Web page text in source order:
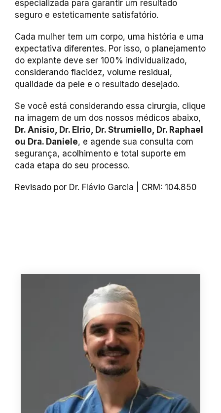
especializada para garantir um resultado
seguro e esteticamente satisfatório.
Cada mulher tem um corpo, uma história e uma
expectativa diferentes. Por isso, o planejamento
do explante deve ser 100% individualizado,
considerando flacidez, volume residual,
qualidade da pele e o resultado desejado.
Se você está considerando essa cirurgia, clique
na imagem de um dos nossos médicos abaixo,
Dr. Anísio, Dr. Elrio, Dr. Strumiello, Dr. Raphael
ou Dra. Daniele, e agende sua consulta com
segurança, acolhimento e total suporte em
cada etapa do seu processo.
Revisado por Dr. Flávio Garcia | CRM: 104.850